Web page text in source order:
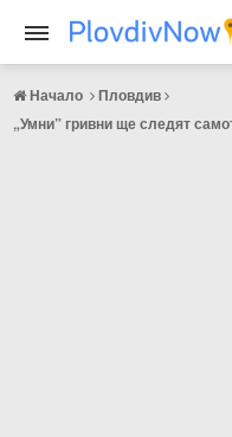
Начало
Пловдив
„Умни” гривни ще следят